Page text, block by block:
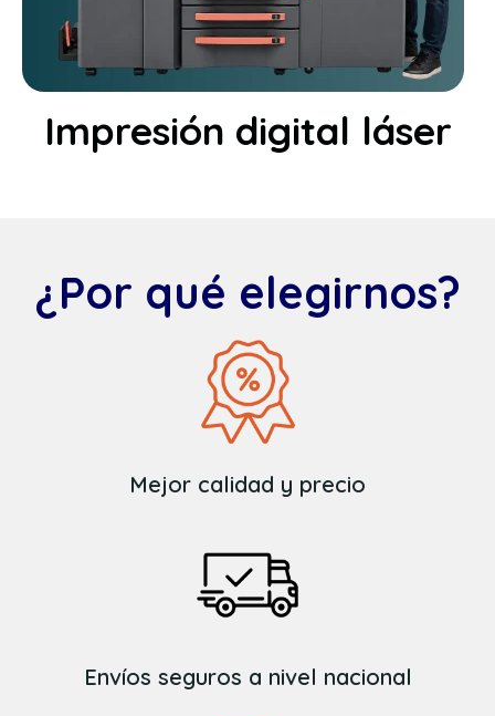
Impresión digital láser
¿Por qué elegirnos?
Mejor calidad y precio
Envíos seguros a nivel nacional